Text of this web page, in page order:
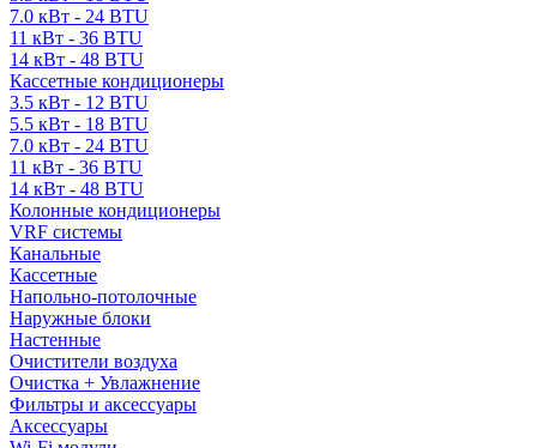
7.0 кВт - 24 BTU
11 кВт - 36 BTU
14 кВт - 48 BTU
Кассетные кондиционеры
3.5 кВт - 12 BTU
5.5 кВт - 18 BTU
7.0 кВт - 24 BTU
11 кВт - 36 BTU
14 кВт - 48 BTU
Колонные кондиционеры
VRF системы
Канальные
Кассетные
Напольно-потолочные
Наружные блоки
Настенные
Очистители воздуха
Очистка + Увлажнение
Фильтры и аксессуары
Аксессуары